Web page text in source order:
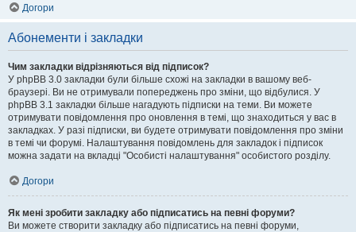
Догори
Абонементи і закладки
Чим закладки відрізняються від підписок?
У phpBB 3.0 закладки були більше схожі на закладки в вашому веб-
браузері. Ви не отримували попереджень про зміни, що відбулися. У
phpBB 3.1 закладки більше нагадують підписки на теми. Ви можете
отримувати повідомлення про оновлення в темі, що знаходиться у вас в
закладках. У разі підписки, ви будете отримувати повідомлення про зміни
в темі чи форумі. Налаштування повідомлень для закладок і підписок
можна задати на вкладці "Особисті налаштування" особистого розділу.
Догори
Як мені зробити закладку або підписатись на певні форуми?
Ви можете створити закладку або підписатись на певні форуми,